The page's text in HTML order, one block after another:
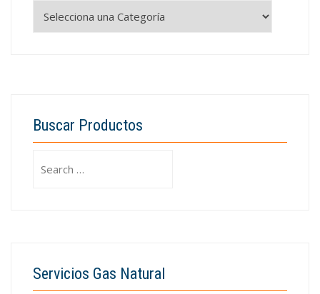
Buscar Productos
for:
Servicios Gas Natural